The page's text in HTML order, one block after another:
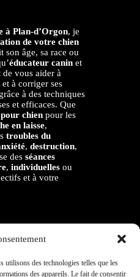
utilisons des technologies telles que les
des appareils. Le fait de consentir
à Plan-d’Orgon, je
de votre chien
son âge, sa race ou
éducateur canin et
de vous aider à
à corriger ses
grâce à des techniques
et efficaces. Que
chien pour les
en laisse,
troubles du
, destruction,
des séances
, individuelles ou
et à votre
d’intervention
j’interviens dans un rayon